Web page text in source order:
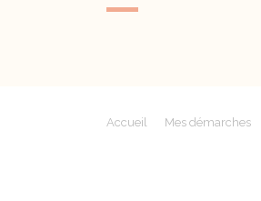
Accueil Mes démarches